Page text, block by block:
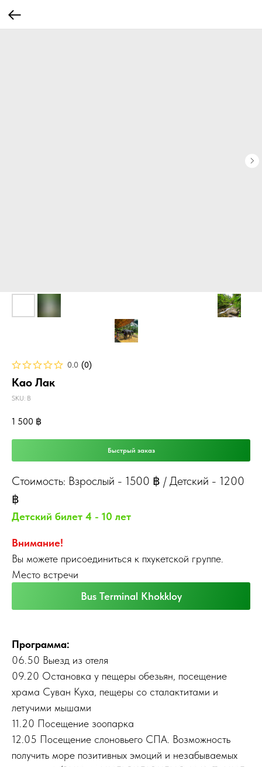
0.0 (0)
Као Лак
SKU: B
1 500 ฿
Быстрый заказ
Стоимость: Взрослый - 1500 ฿ / Детский - 1200
฿
Детский билет 4 - 10 лет
Внимание!
Вы можете присоединиться к пхукетской группе.
Место встречи
Bus Terminal Khokkloy
Программа:
06.50 Выезд из отеля
09.20 Остановка у пещеры обезьян, посещение
храма Суван Куха, пещеры со сталактитами и
летучими мышами
11.20 Посещение зоопарка
12.05 Посещение слоновьего СПА. Возможность
получить море позитивных эмоций и незабываемых